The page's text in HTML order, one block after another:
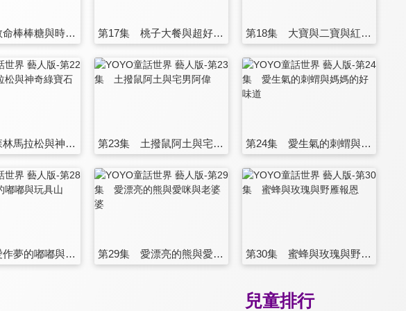
第16集 救命棒棒糖與時間變快了 第17集 桃子大餐與超好吃比薩 第18集 大寶與二寶與紅小鳥的魔豆
第22集 森林馬拉松與神奇綠寶石 第23集 土撥鼠阿土與宅男阿偉 第24集 愛生氣的刺蝟與媽媽的好味道
第28集 愛作夢的嘟嘟與玩具山 第29集 愛漂亮的熊與愛咪與老婆婆 第30集 蜜蜂與玫瑰與野雁報恩
兒童排行